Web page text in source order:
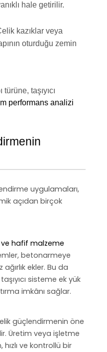
hale getirilir.
kazıklar veya
oturduğu zemin
taşıyıcı
performans analizi
uygulamaları,
açıdan birçok
ve hafif malzeme
betonarmeye
ekler. Bu da
sisteme ek yük
imkânı sağlar.
güçlendirmenin öne
Üretim veya işletme
ve kontrollü bir